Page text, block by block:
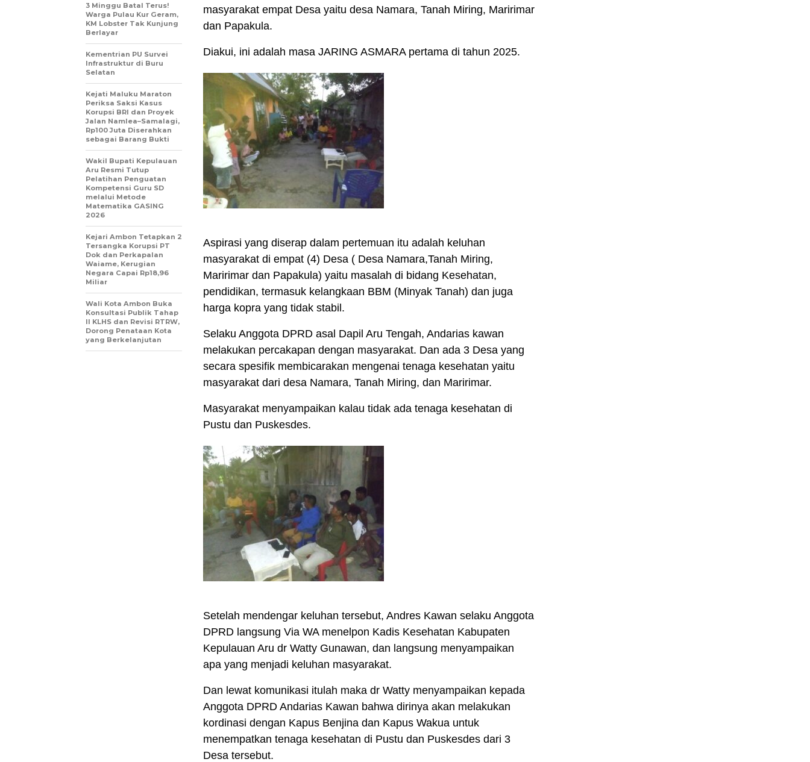
masyarakat empat Desa yaitu desa Namara, Tanah Miring, Maririmar
dan Papakula.
‎Diakui, ini adalah masa JARING ASMARA pertama di tahun 2025.
‎Aspirasi yang diserap dalam pertemuan itu adalah keluhan
masyarakat di empat (4) Desa ( Desa Namara,Tanah Miring,
Maririmar dan Papakula) yaitu masalah di bidang Kesehatan,
pendidikan, termasuk kelangkaan BBM (Minyak Tanah) dan juga
harga kopra yang tidak stabil.
Selaku Anggota DPRD asal Dapil Aru Tengah, Andarias kawan
melakukan percakapan dengan masyarakat. Dan ada 3 Desa yang
secara spesifik membicarakan mengenai tenaga kesehatan yaitu
masyarakat dari desa Namara, Tanah Miring, dan Maririmar.
Masyarakat menyampaikan kalau tidak ada tenaga kesehatan di
Pustu dan Puskesdes.
Setelah mendengar keluhan tersebut, Andres Kawan selaku Anggota
DPRD langsung Via WA menelpon Kadis Kesehatan Kabupaten
Kepulauan Aru dr Watty Gunawan, dan langsung menyampaikan
apa yang menjadi keluhan masyarakat.
Dan lewat komunikasi itulah maka dr Watty menyampaikan kepada
Anggota DPRD Andarias Kawan bahwa dirinya akan melakukan
kordinasi dengan Kapus Benjina dan Kapus Wakua untuk
menempatkan tenaga kesehatan di Pustu dan Puskesdes dari 3
Desa tersebut.
3 Minggu Batal Terus!
Warga Pulau Kur Geram,
KM Lobster Tak Kunjung
Berlayar
Kementrian PU Survei
Infrastruktur di Buru
Selatan
Kejati Maluku Maraton
Periksa Saksi Kasus
Korupsi BRI dan Proyek
Jalan Namlea–Samalagi,
Rp100 Juta Diserahkan
sebagai Barang Bukti
Wakil Bupati Kepulauan
Aru Resmi Tutup
Pelatihan Penguatan
Kompetensi Guru SD
melalui Metode
Matematika GASING
2026
Kejari Ambon Tetapkan 2
Tersangka Korupsi PT
Dok dan Perkapalan
Waiame, Kerugian
Negara Capai Rp18,96
Miliar
Wali Kota Ambon Buka
Konsultasi Publik Tahap
II KLHS dan Revisi RTRW,
Dorong Penataan Kota
yang Berkelanjutan